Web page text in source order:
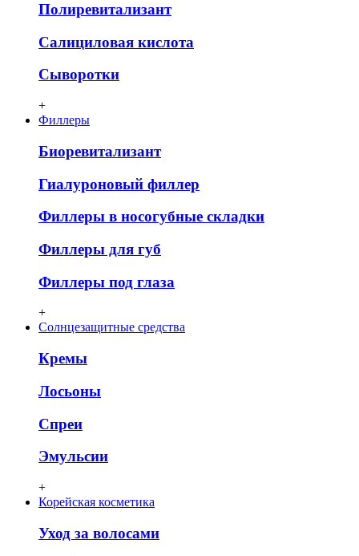
Полиревитализант
Салициловая кислота
Сыворотки
+
Филлеры
Биоревитализант
Гиалуроновый филлер
Филлеры в носогубные складки
Филлеры для губ
Филлеры под глаза
+
Солнцезащитные средства
Кремы
Лосьоны
Спреи
Эмульсии
+
Корейская косметика
Уход за волосами